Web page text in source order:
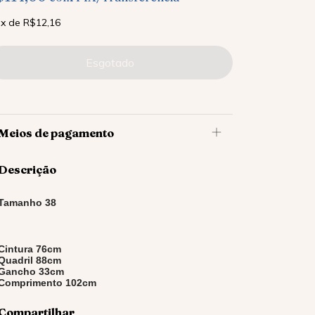
x de R$12,16
de pagamento
38
76cm
88cm
33cm
102cm